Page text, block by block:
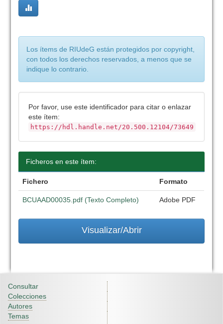
Los ítems de RIUdeG están protegidos por copyright,
con todos los derechos reservados, a menos que se
indique lo contrario.
Por favor, use este identificador para citar o enlazar
este ítem:
https://hdl.handle.net/20.500.12104/73649
Ficheros en este ítem:
Fichero Formato
BCUAAD00035.pdf (Texto Completo) Adobe PDF
Visualizar/Abrir
Consultar
Colecciones
Autores
Temas